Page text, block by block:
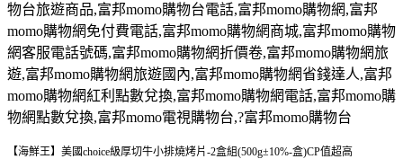
物台旅遊商品,富邦momo購物台電話,富邦momo購物網,富邦
momo購物網免付費電話,富邦momo購物網商城,富邦momo購物
網客服電話號碼,富邦momo購物網折價卷,富邦momo購物網旅
遊,富邦momo購物網旅遊國內,富邦momo購物網省錢達人,富邦
momo購物網紅利點數兌換,富邦momo購物網電話,富邦momo購
物網點數兌換,富邦momo電視購物台,?富邦momo購物台
【海鮮王】美國choice級厚切牛小排燒烤片-2盒組(500g±10%-盒)CP值超高